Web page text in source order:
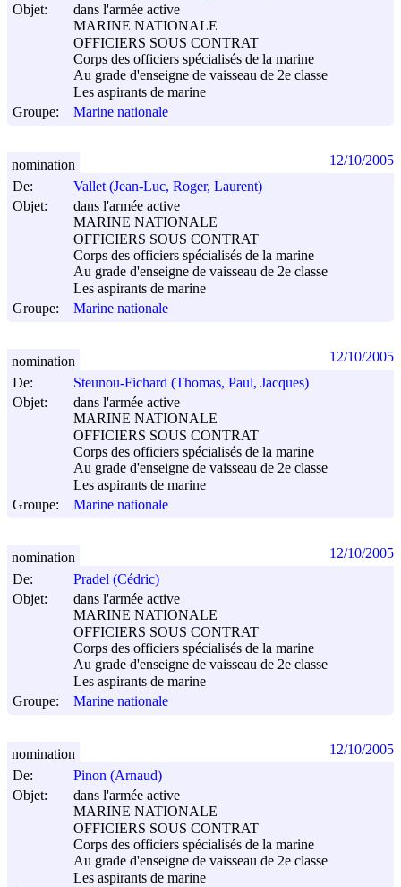
Objet:
dans l'armée active
MARINE NATIONALE
OFFICIERS SOUS CONTRAT
Corps des officiers spécialisés de la marine
Au grade d'enseigne de vaisseau de 2e classe
Les aspirants de marine
Groupe:
Marine nationale
De:
Vallet (Jean-Luc, Roger, Laurent)
Objet:
dans l'armée active
MARINE NATIONALE
OFFICIERS SOUS CONTRAT
Corps des officiers spécialisés de la marine
Au grade d'enseigne de vaisseau de 2e classe
Les aspirants de marine
Groupe:
Marine nationale
nomination 12/10/2005
De:
Steunou-Fichard (Thomas, Paul, Jacques)
Objet:
dans l'armée active
MARINE NATIONALE
OFFICIERS SOUS CONTRAT
Corps des officiers spécialisés de la marine
Au grade d'enseigne de vaisseau de 2e classe
Les aspirants de marine
Groupe:
Marine nationale
nomination 12/10/2005
De:
Pradel (Cédric)
Objet:
dans l'armée active
MARINE NATIONALE
OFFICIERS SOUS CONTRAT
Corps des officiers spécialisés de la marine
Au grade d'enseigne de vaisseau de 2e classe
Les aspirants de marine
Groupe:
Marine nationale
nomination 12/10/2005
De:
Pinon (Arnaud)
Objet:
dans l'armée active
MARINE NATIONALE
OFFICIERS SOUS CONTRAT
Corps des officiers spécialisés de la marine
Au grade d'enseigne de vaisseau de 2e classe
Les aspirants de marine
nomination 12/10/2005